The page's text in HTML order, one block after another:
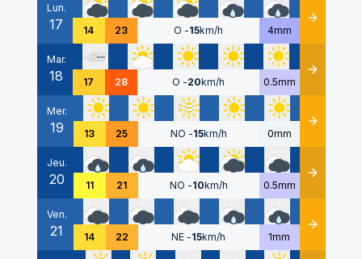
Lun.
17 14 23 O -15km/h 4mm Détails
Mar.
18 17 28 O -20km/h 0.5mm Détails
Mer.
19 13 25 NO -15km/h 0mm Détails
Jeu.
20 11 21 NO -10km/h 0.5mm Détails
Ven.
21 14 22 NE -15km/h 1mm Détails